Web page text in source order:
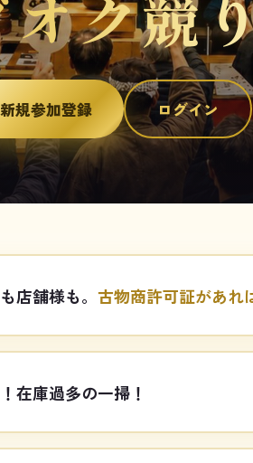
新規参加登録 ログイン
店舗様も。 古物商許可証があれ
在庫過多の一掃！